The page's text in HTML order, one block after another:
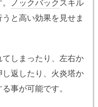
と高い効果を見せま
しまったり、左右か
返したり、火炎塔か
事が可能です。